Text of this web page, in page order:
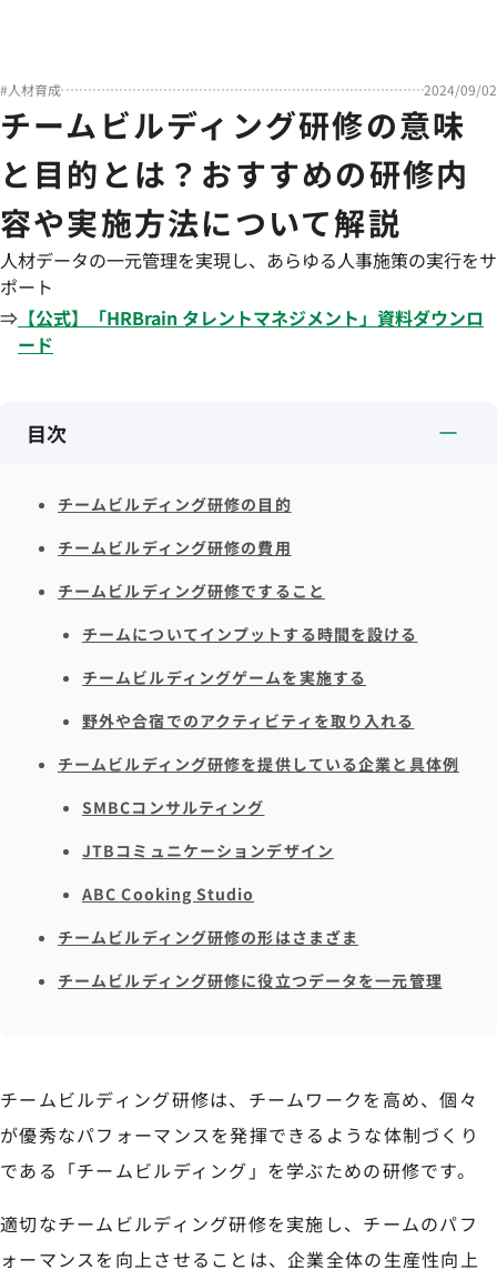
#人材育成 2024/09/02
チームビルディング研修の意味
と目的とは？おすすめの研修内
容や実施方法について解説
人材データの一元管理を実現し、あらゆる人事施策の実行をサ
ポート
⇒ 【公式】「HRBrain タレントマネジメント」資料ダウンロ
ード
目次
チームビルディング研修の目的
チームビルディング研修の費用
チームビルディング研修ですること
チームについてインプットする時間を設ける
チームビルディングゲームを実施する
野外や合宿でのアクティビティを取り入れる
チームビルディング研修を提供している企業と具体例
SMBCコンサルティング
JTBコミュニケーションデザイン
ABC Cooking Studio
チームビルディング研修の形はさまざま
チームビルディング研修に役立つデータを一元管理
チームビルディング研修は、チームワークを高め、個々
が優秀なパフォーマンスを発揮できるような体制づくり
である「チームビルディング」を学ぶための研修です。
適切なチームビルディング研修を実施し、チームのパフ
ォーマンスを向上させることは、企業全体の生産性向上